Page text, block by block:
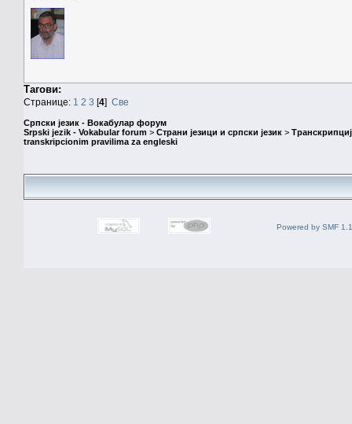
Тагови:
Странице: 1 2 3 [4] Све
Српски језик - Вокабулар форум
Srpski jezik - Vokabular forum > Страни језици и српски језик >
transkripcionim pravilima za engleski
Powered by SMF